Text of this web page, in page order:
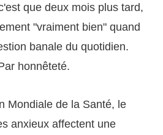
que deux mois plus tard,
"vraiment bien" quand
banale du quotidien.
honnêteté.
Mondiale de la Santé, le
anxieux affectent une